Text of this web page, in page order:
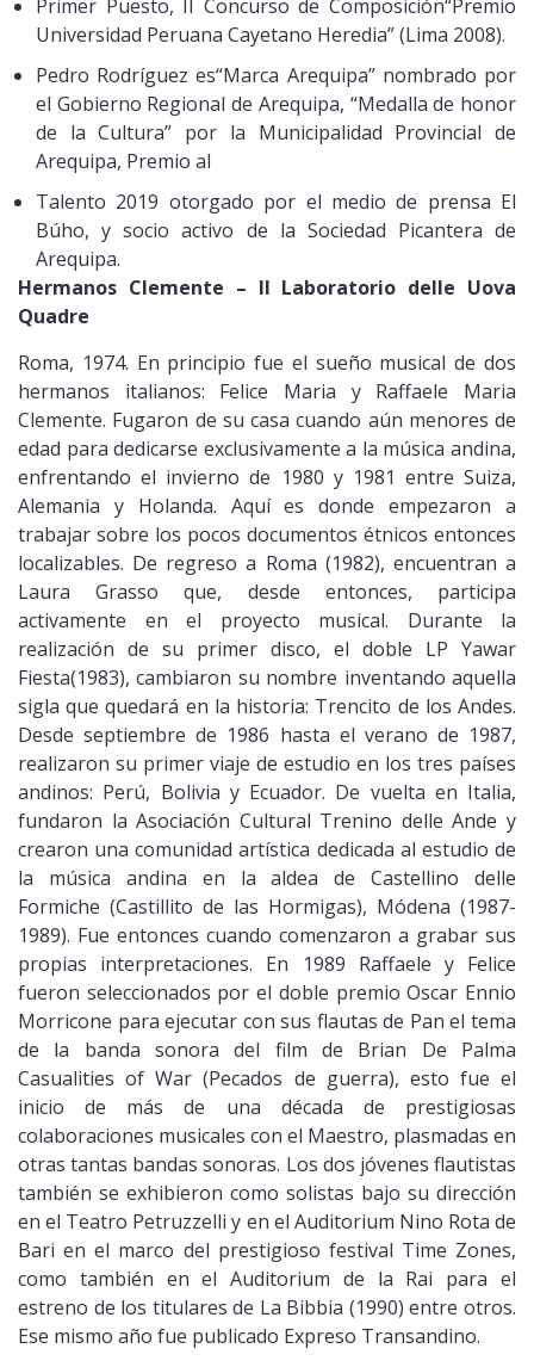
Primer Puesto, II Concurso de Composición“Premio
Universidad Peruana Cayetano Heredia” (Lima 2008).
Pedro Rodríguez es“Marca Arequipa” nombrado por
el Gobierno Regional de Arequipa, “Medalla de honor
de la Cultura” por la Municipalidad Provincial de
Arequipa, Premio al
Talento 2019 otorgado por el medio de prensa El
Búho, y socio activo de la Sociedad Picantera de
Arequipa.
Hermanos Clemente – Il Laboratorio delle Uova
Quadre
Roma, 1974. En principio fue el sueño musical de dos
hermanos italianos: Felice Maria y Raffaele Maria
Clemente. Fugaron de su casa cuando aún menores de
edad para dedicarse exclusivamente a la música andina,
enfrentando el invierno de 1980 y 1981 entre Suiza,
Alemania y Holanda. Aquí es donde empezaron a
trabajar sobre los pocos documentos étnicos entonces
localizables. De regreso a Roma (1982), encuentran a
Laura Grasso que, desde entonces, participa
activamente en el proyecto musical. Durante la
realización de su primer disco, el doble LP Yawar
Fiesta(1983), cambiaron su nombre inventando aquella
sigla que quedará en la historia: Trencito de los Andes.
Desde septiembre de 1986 hasta el verano de 1987,
realizaron su primer viaje de estudio en los tres países
andinos: Perú, Bolivia y Ecuador. De vuelta en Italia,
fundaron la Asociación Cultural Trenino delle Ande y
crearon una comunidad artística dedicada al estudio de
la música andina en la aldea de Castellino delle
Formiche (Castillito de las Hormigas), Módena (1987-
1989). Fue entonces cuando comenzaron a grabar sus
propias interpretaciones. En 1989 Raffaele y Felice
fueron seleccionados por el doble premio Oscar Ennio
Morricone para ejecutar con sus flautas de Pan el tema
de la banda sonora del film de Brian De Palma
Casualities of War (Pecados de guerra), esto fue el
inicio de más de una década de prestigiosas
colaboraciones musicales con el Maestro, plasmadas en
otras tantas bandas sonoras. Los dos jóvenes flautistas
también se exhibieron como solistas bajo su dirección
en el Teatro Petruzzelli y en el Auditorium Nino Rota de
Bari en el marco del prestigioso festival Time Zones,
como también en el Auditorium de la Rai para el
estreno de los titulares de La Bibbia (1990) entre otros.
Ese mismo año fue publicado Expreso Transandino.